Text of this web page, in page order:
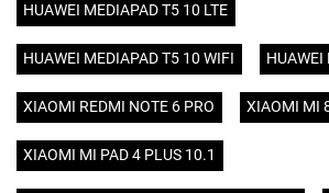
HUAWEI MEDIAPAD T5 10 LTE
HUAWEI MEDIAPAD T5 10 WIFI HUAWEI
XIAOMI REDMI NOTE 6 PRO XIAOMI MI
XIAOMI MI PAD 4 PLUS 10.1